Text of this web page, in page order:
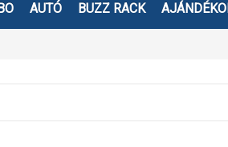
AUTÓ BUZZ RACK